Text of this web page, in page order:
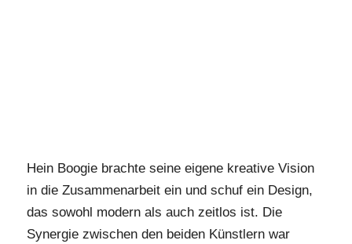
Hein Boogie brachte seine eigene kreative Vision
in die Zusammenarbeit ein und schuf ein Design,
das sowohl modern als auch zeitlos ist. Die
Synergie zwischen den beiden Künstlern war